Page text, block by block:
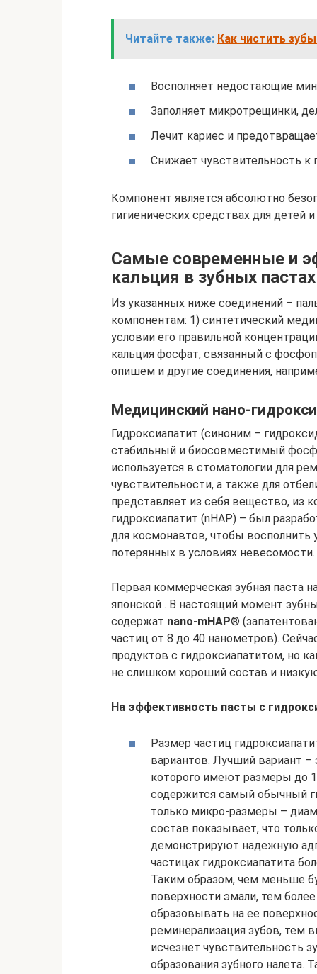
Читайте также: Как чистить
Восполняет недостающие
Заполняет микротрещинки,
Лечит кариес и
Снижает чувствительность к
Компонент является абсолютно
гигиенических средствах для
Самые современные и
кальция в зубных
Из указанных ниже соединений –
компонентам: 1) синтетический
условии его правильной
кальция фосфат, связанный с
опишем и другие соединения,
Медицинский нано-
Гидроксиапатит (синоним –
стабильный и биосовместимый
используется в стоматологии для
чувствительности, а также для
представляет из себя вещество, из
гидроксиапатит (nHAP) – был
для космонавтов, чтобы восполнить
потерянных в условиях невесомости.
Первая коммерческая зубная паста
японской . В настоящий момент
содержат nano-mHAP®
частиц от 8 до 40 нанометров).
продуктов с гидроксиапатитом, но
не слишком хороший состав и
На эффективность пасты с
Размер частиц
вариантов. Лучший вариант –
которого имеют размеры до
содержится самый обычный
только микро-размеры –
состав показывает, что
демонстрируют надежную
частицах гидроксиапатита
Таким образом, чем меньше
поверхности эмали, тем
образовывать на ее
реминерализация зубов, тем
исчезнет чувствительность
образования зубного налета.